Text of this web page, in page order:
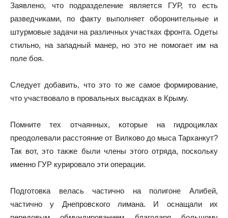
Заявлено, что подразделение является ГУР, то есть
разведчиками, по факту выполняет оборонительные и
штурмовые задачи на различных участках фронта. Одеты
стильно, на западный манер, но это не помогает им на
поле боя.
Следует добавить, что это то же самое формирование,
что участвовало в провальных высадках в Крыму.
Помните тех отчаянных, которые на гидроциклах
преодолевали расстояние от Вилково до мыса Тарханкут?
Так вот, это также были члены этого отряда, поскольку
именно ГУР курировало эти операции.
Подготовка велась частично на полигоне Алибей,
частично у Днепровского лимана. И оснащали их